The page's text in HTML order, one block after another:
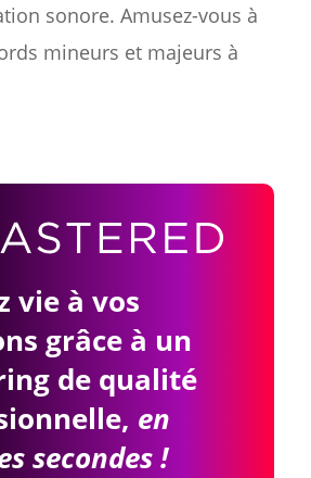
sonore. Amusez-vous à
mineurs et majeurs à
vie à vos
grâce à un
de qualité
en
secondes !